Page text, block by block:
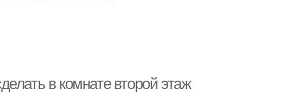
в комнате второй этаж